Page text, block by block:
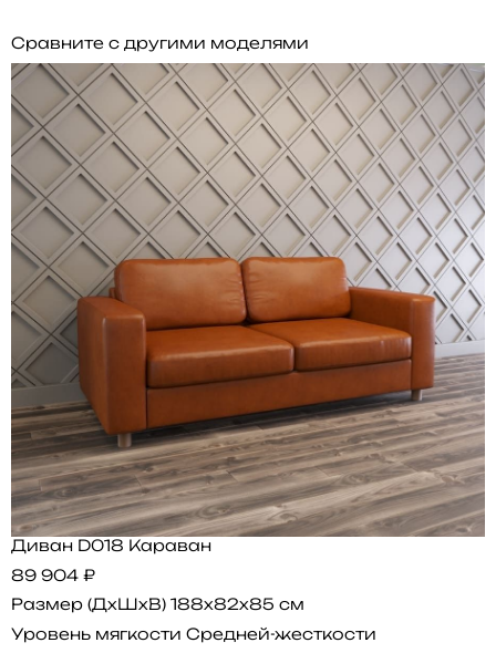
Сравните с другими моделями
Диван D018 Караван
89 904 ₽
Размер (ДхШхВ) 188x82x85 см
Уровень мягкости Средней-жесткости